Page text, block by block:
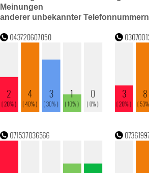
Meinungen
anderer unbekannter Telefonnummern